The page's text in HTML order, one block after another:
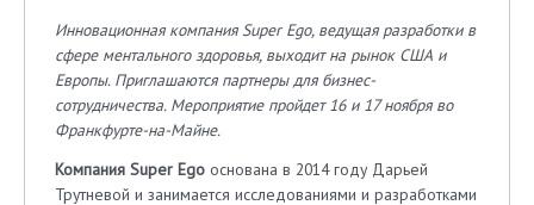
Инновационная компания Super Ego, ведущая разработки в
сфере ментального здоровья, выходит на рынок США и
Европы. Приглашаются партнеры для бизнес-
сотрудничества. Мероприятие пройдет 16 и 17 ноября во
Франкфурте-на-Майне.
Компания Super Ego основана в 2014 году Дарьей
Трутневой и занимается исследованиями и разработками